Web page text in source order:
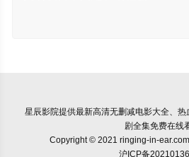
星辰影院提供最新高清无删减电影大全、
剧全集免费在线
Copyright © 2021 ringing-in-
沪ICP备